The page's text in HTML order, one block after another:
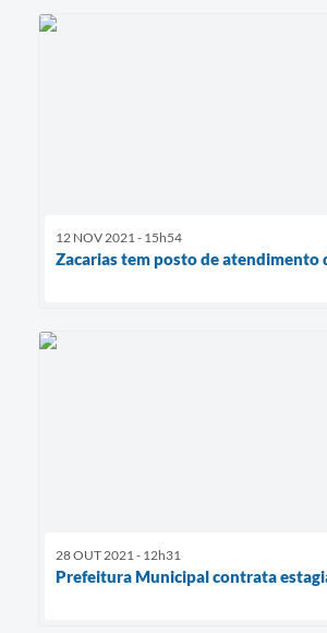
12 NOV 2021 - 15h54
Zacarias tem posto de atendimento
28 OUT 2021 - 12h31
Prefeitura Municipal contrata